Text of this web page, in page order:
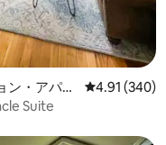
ン・アパー
レビュー340
4.91 (340)
Suite